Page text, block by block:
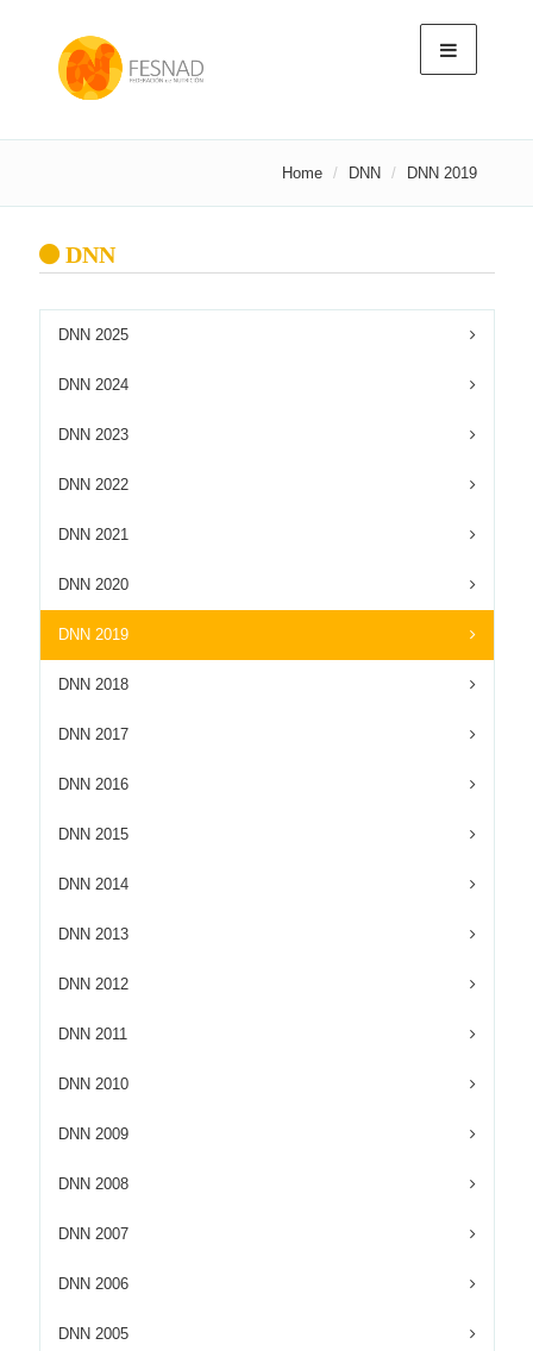
Home DNN DNN 2019
DNN
DNN 2025
DNN 2024
DNN 2023
DNN 2022
DNN 2021
DNN 2020
DNN 2019
DNN 2018
DNN 2017
DNN 2016
DNN 2015
DNN 2014
DNN 2013
DNN 2012
DNN 2011
DNN 2010
DNN 2009
DNN 2008
DNN 2007
DNN 2006
DNN 2005